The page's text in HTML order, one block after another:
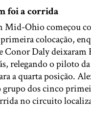
foi a corrida
Mid-Ohio começou
colocação,
Conor Daly deixaram
relegando o piloto
a quarta posição.
dos cinco
no circuito